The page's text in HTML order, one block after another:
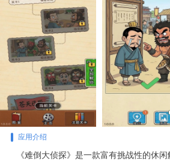
应用介绍
《难倒大侦探》是一款富有挑战性的休